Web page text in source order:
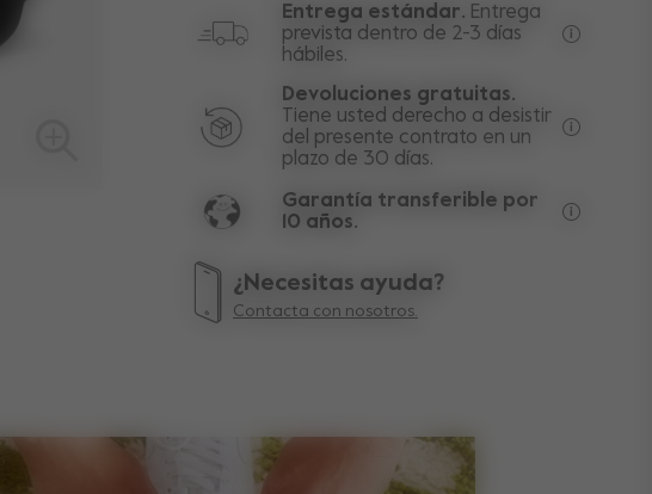
Entrega estándar. Entrega
prevista dentro de 2-3 días
hábiles.
Devoluciones gratuitas.
Tiene usted derecho a desistir
del presente contrato en un
plazo de 30 días.
Garantía transferible por
10 años.
¿Necesitas ayuda?
Contacta con nosotros.